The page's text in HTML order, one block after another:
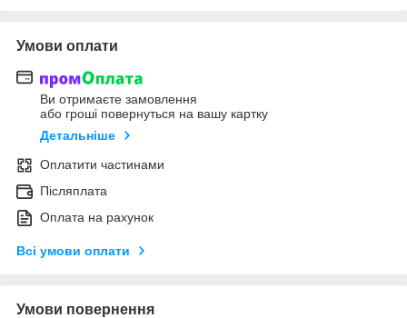
Умови оплати
Ви отримаєте замовлення
або гроші повернуться на вашу картку
Детальніше
Оплатити частинами
Післяплата
Оплата на рахунок
Всі умови оплати
Умови повернення